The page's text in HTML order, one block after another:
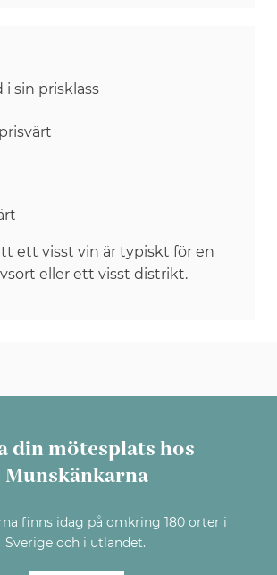
i sin prisklass
ett visst vin är typiskt för en
eller ett visst distrikt.
din mötesplats hos
Munskänkarna
finns idag på omkring 180 orter i
Sverige och i utlandet.